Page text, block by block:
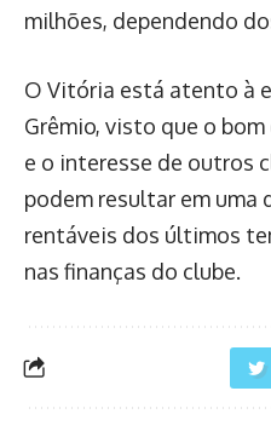
milhões, dependendo
O Vitória está atento à
Grêmio, visto que o
e o interesse de outros
podem resultar em uma
rentáveis dos últimos
nas finanças do clube.